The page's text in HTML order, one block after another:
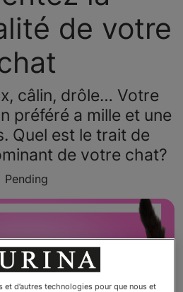
de votre
câlin, drôle… Votre
préféré a mille et une
Quel est le trait de
de votre chat?
Pending
d’autres technologies pour que nous et